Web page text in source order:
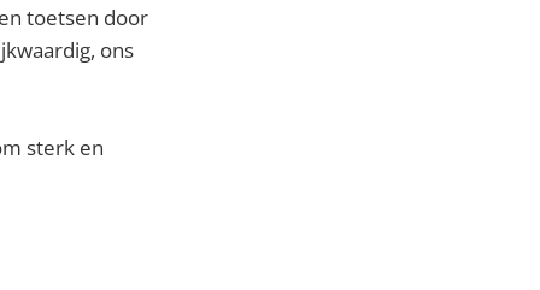
toetsen door
ons
sterk en